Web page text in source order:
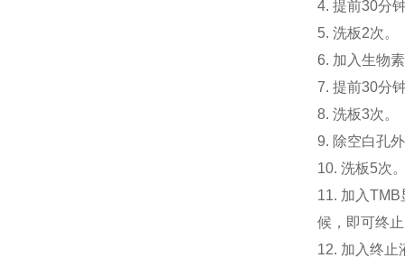
4. 提前30分
5. 洗板2次。
6. 加入生物
7. 提前30分
8. 洗板3次。
9. 除空白孔
10. 洗板5次
11. 加入
候，即可终
12. 加入终止